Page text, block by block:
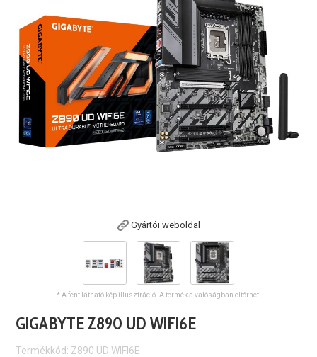
Gyártói weboldal
* A fent látható kép illusztráció. A termék a valóságban eltérhet.
GIGABYTE Z890 UD WIFI6E
Termékkód: Z890 UD WIFI6E